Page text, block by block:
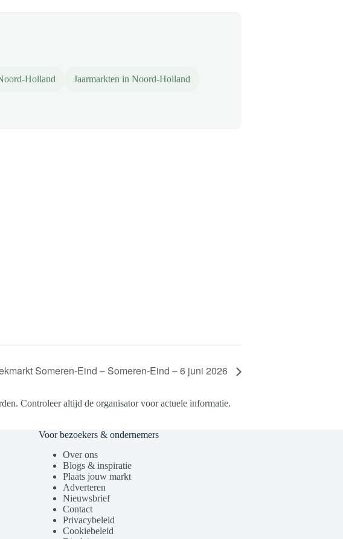
Holland Jaarmarkten in Noord-Holland
Someren-Eind – Someren-Eind – 6 juni 2026
Controleer altijd de organisator voor actuele informatie.
Voor bezoekers & ondernemers
Over ons
Blogs & inspiratie
Plaats jouw markt
Adverteren
Nieuwsbrief
Contact
Privacybeleid
Cookiebeleid